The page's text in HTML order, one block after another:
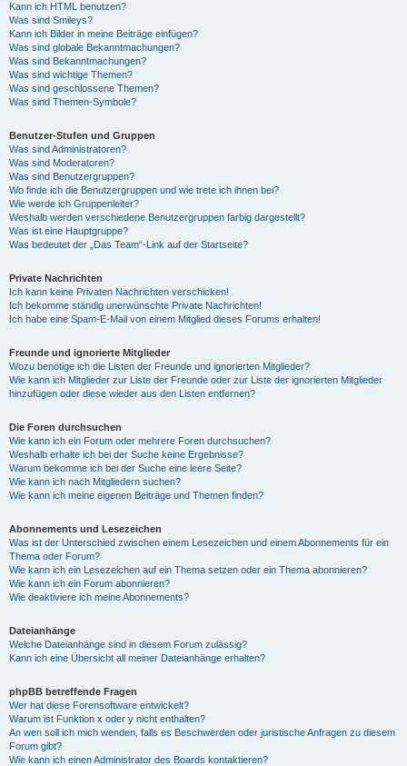
Kann ich HTML benutzen?
Was sind Smileys?
Kann ich Bilder in meine Beiträge einfügen?
Was sind globale Bekanntmachungen?
Was sind Bekanntmachungen?
Was sind wichtige Themen?
Was sind geschlossene Themen?
Was sind Themen-Symbole?
Benutzer-Stufen und Gruppen
Was sind Administratoren?
Was sind Moderatoren?
Was sind Benutzergruppen?
Wo finde ich die Benutzergruppen und wie trete ich ihnen bei?
Wie werde ich Gruppenleiter?
Weshalb werden verschiedene Benutzergruppen farbig dargestellt?
Was ist eine Hauptgruppe?
Was bedeutet der „Das Team“-Link auf der Startseite?
Private Nachrichten
Ich kann keine Privaten Nachrichten verschicken!
Ich bekomme ständig unerwünschte Private Nachrichten!
Ich habe eine Spam-E-Mail von einem Mitglied dieses Forums erhalten!
Freunde und ignorierte Mitglieder
Wozu benötige ich die Listen der Freunde und ignorierten Mitglieder?
Wie kann ich Mitglieder zur Liste der Freunde oder zur Liste der ignorierten Mitglieder
hinzufügen oder diese wieder aus den Listen entfernen?
Die Foren durchsuchen
Wie kann ich ein Forum oder mehrere Foren durchsuchen?
Weshalb erhalte ich bei der Suche keine Ergebnisse?
Warum bekomme ich bei der Suche eine leere Seite?
Wie kann ich nach Mitgliedern suchen?
Wie kann ich meine eigenen Beiträge und Themen finden?
Abonnements und Lesezeichen
Was ist der Unterschied zwischen einem Lesezeichen und einem Abonnements für ein
Thema oder Forum?
Wie kann ich ein Lesezeichen auf ein Thema setzen oder ein Thema abonnieren?
Wie kann ich ein Forum abonnieren?
Wie deaktiviere ich meine Abonnements?
Dateianhänge
Welche Dateianhänge sind in diesem Forum zulässig?
Kann ich eine Übersicht all meiner Dateianhänge erhalten?
phpBB betreffende Fragen
Wer hat diese Forensoftware entwickelt?
Warum ist Funktion x oder y nicht enthalten?
An wen soll ich mich wenden, falls es Beschwerden oder juristische Anfragen zu diesem
Forum gibt?
Wie kann ich einen Administrator des Boards kontaktieren?